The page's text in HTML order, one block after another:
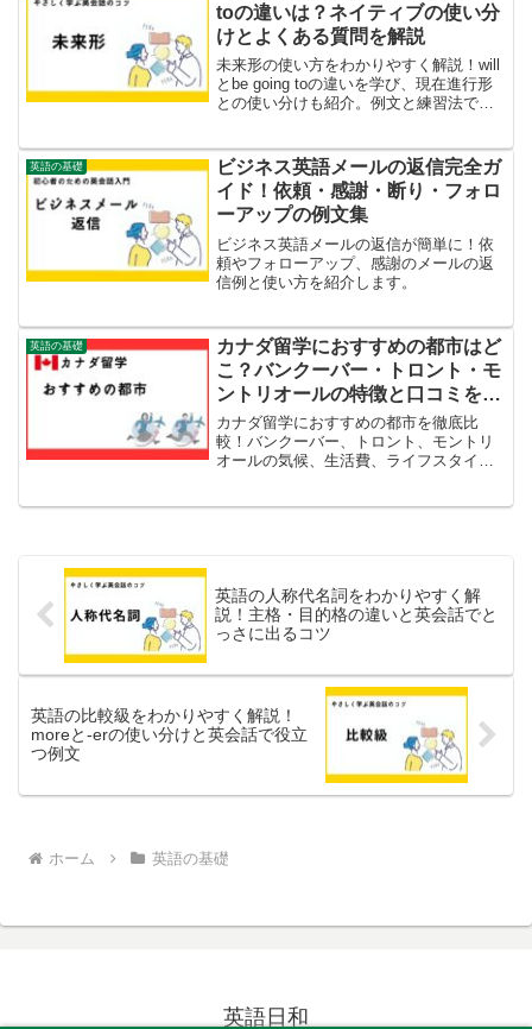
toの違いは？ネイティブの使い分
けとよくある質問を解説
未来形の使い方をわかりやすく解説！will
とbe going toの違いを学び、現在進行形
との使い分けも紹介。例文と練習法で自
英語の基礎
ビジネス英語メールの返信完全ガ
イド！依頼・感謝・断り・フォロ
ーアップの例文集
ビジネス英語メールの返信が簡単に！依
頼やフォローアップ、感謝のメールの返
信例と使い方を紹介します。
英語の基礎
カナダ留学におすすめの都市はど
こ？バンクーバー・トロント・モ
ントリオールの特徴と口コミを徹
底比較！
カナダ留学におすすめの都市を徹底比
較！バンクーバー、トロント、モントリ
オールの気候、生活費、ライフスタイル
英語の人称代名詞をわかりやすく解
説！主格・目的格の違いと英会話でと
っさに出るコツ
英語の比較級をわかりやすく解説！
moreと-erの使い分けと英会話で役立
つ例文
ホーム 英語の基礎
英語日和